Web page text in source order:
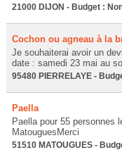
21000 DIJON - Budget :
Cochon ou agneau à la
Je souhaiterai avoir un
date : samedi 23 mai au
95480 PIERRELAYE -
Paella
Paella pour 55 personnes
MatouguesMerci
51510 MATOUGUES -